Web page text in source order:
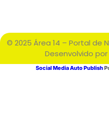
© 2025 Área 14 – Portal de
Desenvolvido por
Social Media Auto Publish